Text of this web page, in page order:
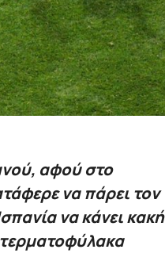
αφού στο
να πάρει τον
να κάνει κακή